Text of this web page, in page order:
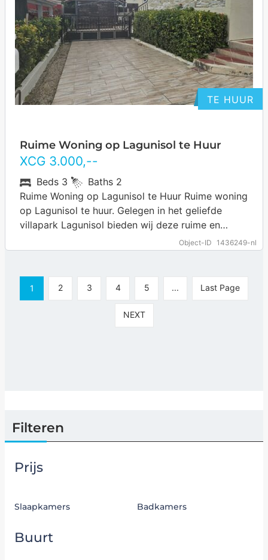
TE HUUR
Ruime Woning op Lagunisol te Huur
XCG 3.000,--
Object-ID 1436249-nl
Beds 3 Baths 2
Ruime Woning op Lagunisol te Huur Ruime woning
op Lagunisol te huur. Gelegen in het geliefde
villapark Lagunisol bieden wij deze ruime en
comfortabele woning aan met drie…… more
1 2 3 4 5 ... Last Page
NEXT
Filteren
Prijs
Slaapkamers Badkamers
Buurt